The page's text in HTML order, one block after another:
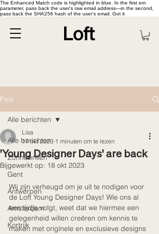
The Enhanced Match code is highlighted in blue. In the first em
parameter, pass back the user's raw email address—in the second,
pass back the SHA256 hash of the user's email. Got it
Post
Alle berichten
Zonnebrillen
Gent
Antwerpen
Amsterdam
Kortrijk
Alle berichten
'Young Designer Days' are back
Lisa
17 okt 2023 1 minuten om te lezen
Bijgewerkt op: 18 okt 2023
Wij zijn verheugd om je uit te nodigen voor
de Loft Young Designer Days! Wie ons al
een tijdje volgt, weet dat we hiermee een
gelegenheid willen creëren om kennis te
maken met originele en exclusieve designs